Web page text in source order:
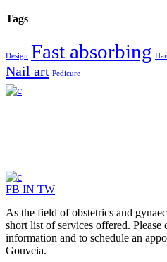
Tags
Design Fast absorbing
Nail art Pedicure
FB IN TW
As the field of obstetrics and
short list of services offered.
information and to schedule an
Gouveia.